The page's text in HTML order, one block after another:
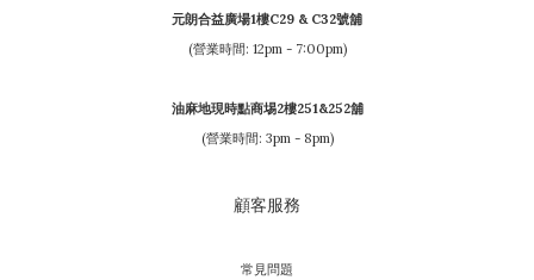
元朗合益廣場1樓C29 & C32號舖
(營業時間: 12pm - 7:00pm)
油麻地現時點商埸2樓251&252舖
(營業時間: 3pm - 8pm)
顧客服務
常見問題